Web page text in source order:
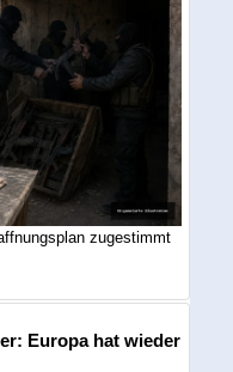
zugestimmt
Europa hat wieder